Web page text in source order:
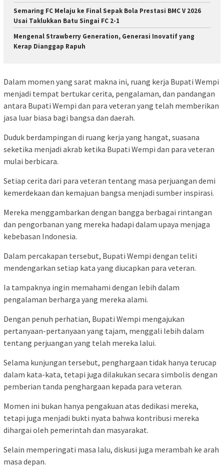
Semaring FC Melaju ke Final Sepak Bola Prestasi BMC V 2026
Usai Taklukkan Batu Singai FC 2-1
Mengenal Strawberry Generation, Generasi Inovatif yang
Kerap Dianggap Rapuh
Dalam momen yang sarat makna ini, ruang kerja Bupati Wempi
menjadi tempat bertukar cerita, pengalaman, dan pandangan
antara Bupati Wempi dan para veteran yang telah memberikan
jasa luar biasa bagi bangsa dan daerah.
Duduk berdampingan di ruang kerja yang hangat, suasana
seketika menjadi akrab ketika Bupati Wempi dan para veteran
mulai berbicara.
Setiap cerita dari para veteran tentang masa perjuangan demi
kemerdekaan dan kemajuan bangsa menjadi sumber inspirasi.
Mereka menggambarkan dengan bangga berbagai rintangan
dan pengorbanan yang mereka hadapi dalam upaya menjaga
kebebasan Indonesia.
Dalam percakapan tersebut, Bupati Wempi dengan teliti
mendengarkan setiap kata yang diucapkan para veteran.
Ia tampaknya ingin memahami dengan lebih dalam
pengalaman berharga yang mereka alami.
Dengan penuh perhatian, Bupati Wempi mengajukan
pertanyaan-pertanyaan yang tajam, menggali lebih dalam
tentang perjuangan yang telah mereka lalui.
Selama kunjungan tersebut, penghargaan tidak hanya terucap
dalam kata-kata, tetapi juga dilakukan secara simbolis dengan
pemberian tanda penghargaan kepada para veteran.
Momen ini bukan hanya pengakuan atas dedikasi mereka,
tetapi juga menjadi bukti nyata bahwa kontribusi mereka
dihargai oleh pemerintah dan masyarakat.
Selain memperingati masa lalu, diskusi juga merambah ke arah
masa depan.